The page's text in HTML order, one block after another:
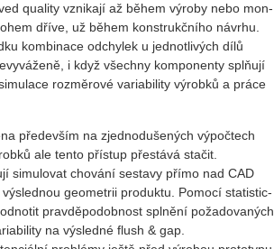
qua­li­ty vzni­ka­jí až během vý­ro­by nebo mon­
dříve, už během kon­strukč­ní­ho ná­vr­hu.
kom­bi­na­ce od­chy­lek u jed­not­li­vých dílů
i když všech­ny kom­po­nen­ty splňují
roz­mě­ro­vé va­ri­a­bi­li­ty vý­rob­ků a práce
pře­de­vším na zjed­no­du­še­ných vý­po­čtech
ale tento pří­stup pře­stá­vá sta­čit.
si­mu­lo­vat cho­vá­ní se­sta­vy přímo nad CAD
ge­o­me­t­rii pro­duk­tu. Po­mo­cí sta­tis­tic­
prav­dě­po­dob­nost spl­ně­ní po­ža­do­va­ných
na vý­sled­né flush & gap.